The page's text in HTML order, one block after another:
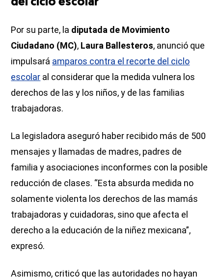
Por su parte, la diputada de Movimiento
Ciudadano (MC), Laura Ballesteros, anunció que
impulsará amparos contra el recorte del ciclo
escolar al considerar que la medida vulnera los
derechos de las y los niños, y de las familias
trabajadoras.
La legisladora aseguró haber recibido más de 500
mensajes y llamadas de madres, padres de
familia y asociaciones inconformes con la posible
reducción de clases. “Esta absurda medida no
solamente violenta los derechos de las mamás
trabajadoras y cuidadoras, sino que afecta el
derecho a la educación de la niñez mexicana”,
expresó.
Asimismo, criticó que las autoridades no hayan